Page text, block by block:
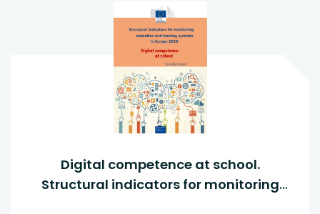
Digital competence at school.
Structural indicators for monitoring